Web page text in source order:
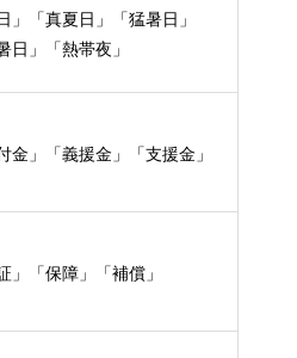
」「真夏日」「猛暑日」
日」「熱帯夜」
金」「義援金」「支援金」
」「保障」「補償」